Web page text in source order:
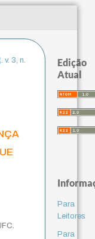
v. 3, n.
Edição
Atual
Para
Leitores
Para